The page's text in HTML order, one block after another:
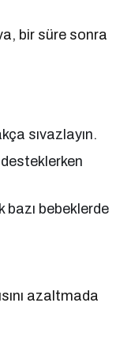
bir süre sonra
sıvazlayın.
bebeklerde
azaltmada